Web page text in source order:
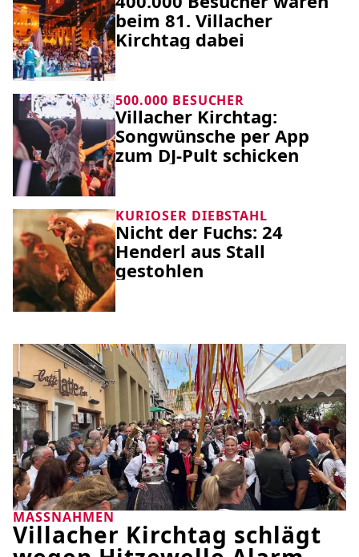
beim 81. Villacher
Kirchtag dabei
500.000 BESUCHER
Villacher Kirchtag:
Songwünsche per App
zum DJ-Pult schicken
KURIOSER DIEBSTAHL
Nicht der Fuchs: 24
Henderl aus Stall
gestohlen
MASSNAHMEN
Villacher Kirchtag schlägt